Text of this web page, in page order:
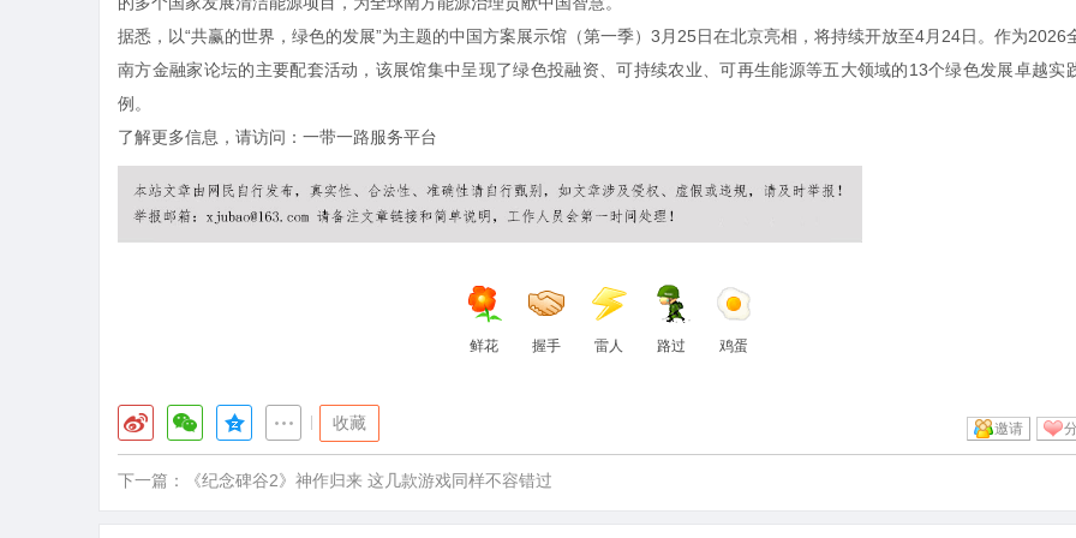
据悉，以“共赢的世界，绿色的发展”为主题的中国方案展示馆（第一季）3月25日在北京亮相，将持续开放至4月24日。作为2026
南方金融家论坛的主要配套活动，该展馆集中呈现了绿色投融资、可持续农业、可再生能源等五大领域的13个绿色发展卓越实
例。
了解更多信息，请访问： 一带一路服务平台
鲜花 握手 雷人 路过 鸡蛋
收藏 邀请
下一篇： 《纪念碑谷2》神作归来 这几款游戏同样不容错过